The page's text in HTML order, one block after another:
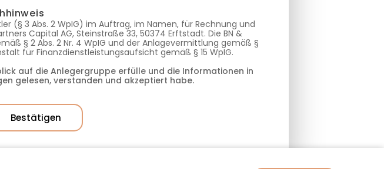
(§ 3 Abs. 2 WpIG) im Auftrag, im Namen, für Rechnung und
Capital AG, Steinstraße 33, 50374 Erftstadt. Die BN &
§ 2 Abs. 2 Nr. 4 WpIG und der Anlagevermittlung gemäß §
für Finanzdienstleistungsaufsicht gemäß § 15 WpIG.
auf die Anlegergruppe erfülle und die Informationen in
gelesen, verstanden und akzeptiert habe.
Bestätigen